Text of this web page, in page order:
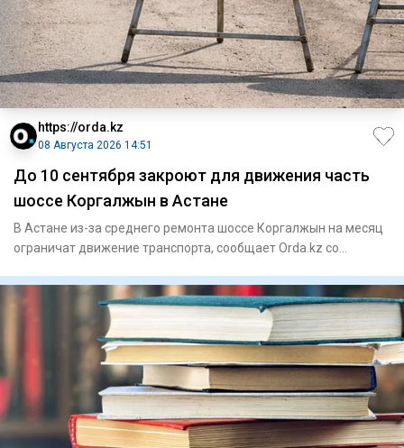
https://orda.kz
08 Августа 2026 14:51
До 10 сентября закроют для движения часть
шоссе Коргалжын в Астане
В Астане из-за среднего ремонта шоссе Коргалжын на месяц
ограничат движение транспорта, сообщает Orda.kz со